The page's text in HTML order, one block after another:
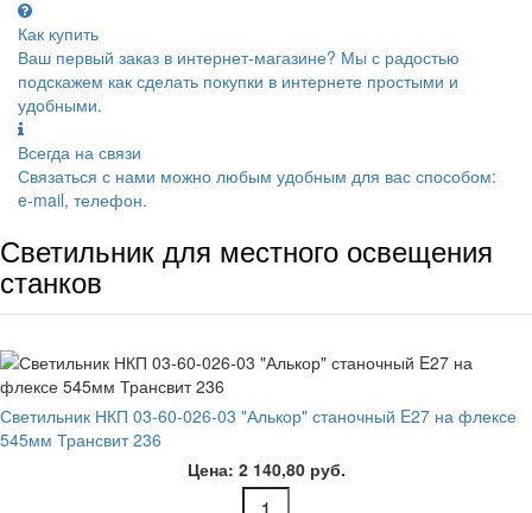
Как купить
Ваш первый заказ в интернет-магазине? Мы с радостью
подскажем как сделать покупки в интернете простыми и
удобными.
Всегда на связи
Связаться с нами можно любым удобным для вас способом:
e-mail, телефон.
Светильник для местного освещения
станков
Светильник НКП 03-60-026-03 "Алькор" станочный E27 на флексе
545мм Трансвит 236
Цена: 2 140,80 руб.